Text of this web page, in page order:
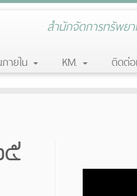
สำนักจัดการทรัพย
ายใน KM. ติดต่อ